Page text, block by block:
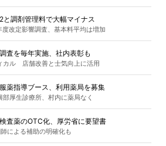
と調剤管理料で大幅マイナス
改定影響調査、基本料平均は増加
査を毎年実施、社内表彰も
カル 店舗改善と士気向上に活用
薬指導ブース、利用薬局を募集
部厚生診療所、村内に薬局なく
検査薬のOTC化、厚労省に要望書
による補助の明確化も